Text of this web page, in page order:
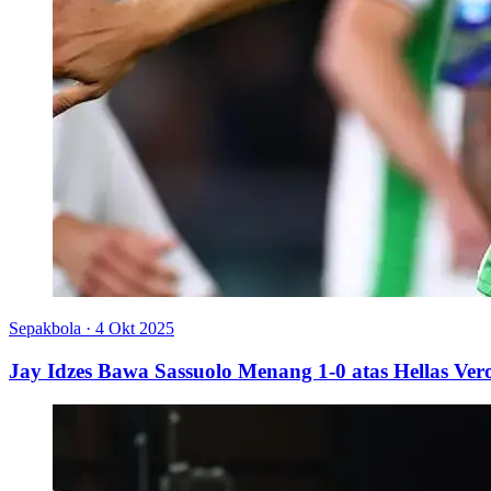
Sepakbola · 4 Okt 2025
Jay Idzes Bawa Sassuolo Menang 1-0 atas Hellas